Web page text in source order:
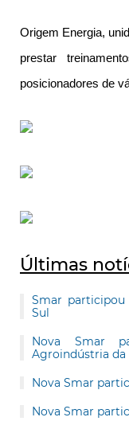
Origem Energia,
prestar
posicionadores de
Últimas
Smar participou
Sul
Nova Smar
Agroindústria da
Nova Smar
Nova Smar